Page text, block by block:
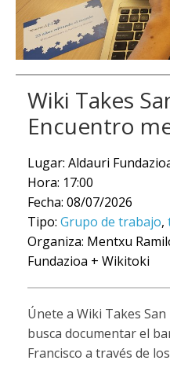
Wiki Takes
Encuentro
Lugar: Aldauri
Hora: 17:00
Fecha: 08/07/2026
Tipo: Grupo de trabajo,
Organiza: Mentxu
Fundazioa + Wikitoki
Únete a Wiki Takes
busca documentar el
Francisco a través de